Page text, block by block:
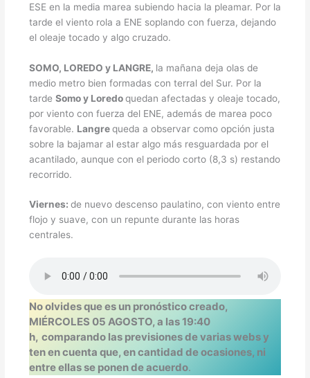
ESE en la media marea subiendo hacia la pleamar. Por la
tarde el viento rola a ENE soplando con fuerza, dejando
el oleaje tocado y algo cruzado.
SOMO, LOREDO y LANGRE, la mañana deja olas de
medio metro bien formadas con terral del Sur. Por la
tarde Somo y Loredoquedan afectadas y oleaje tocado,
por viento con fuerza del ENE, además de marea poco
favorable. Langrequeda a observar como opción justa
sobre la bajamar al estar algo más resguardada por el
acantilado, aunque con el periodo corto (8,3 s) restando
recorrido.
Viernes: de nuevo descenso paulatino, con viento entre
flojo y suave, con un repunte durante las horas
centrales.
No olvides que es un pronóstico creado,
MIÉRCOLES 05 AGOSTO, a las 19:40
h, comparando las previsiones de varias webs y
ten en cuenta que, en cantidad de ocasiones, ni
entre ellas se ponen de acuerdo.